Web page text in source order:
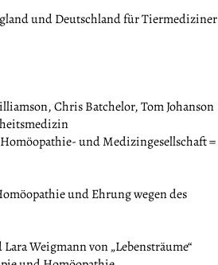
und Deutschland für Tiermediziner
Chris Batchelor, Tom Johanson
und Medizingesellschaft =
und Ehrung wegen des
Weigmann von „Lebensträume“